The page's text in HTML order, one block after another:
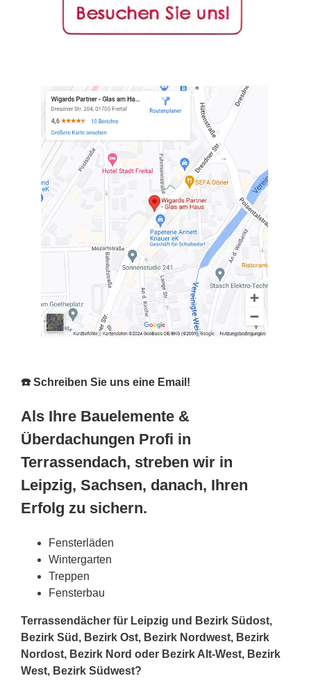
☎️ Schreiben Sie uns eine Email!
Als Ihre Bauelemente &
Überdachungen Profi in
Terrassendach, streben wir in
Leipzig, Sachsen, danach, Ihren
Erfolg zu sichern.
Fensterläden
Wintergarten
Treppen
Fensterbau
Terrassendächer für Leipzig und Bezirk Südost,
Bezirk Süd, Bezirk Ost, Bezirk Nordwest, Bezirk
Nordost, Bezirk Nord oder Bezirk Alt-West, Bezirk
West, Bezirk Südwest?